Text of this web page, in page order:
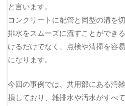
と言います。
コンクリートに配管と同型の溝を
排水をスムーズに流すことができ
けるだけでなく、点検や清掃を容
になります。
今回の事例では、共用部にある汚
損しており、雑排水や汚水がすべ